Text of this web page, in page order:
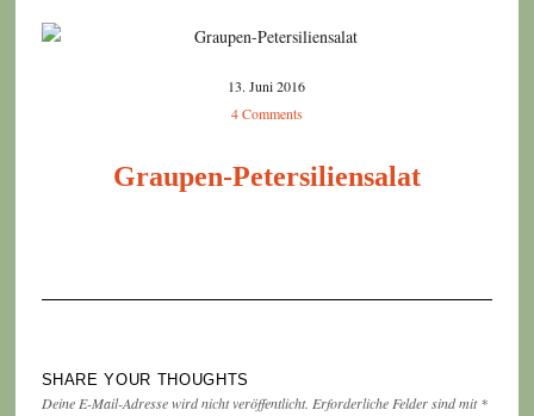
13. Juni 2016
4 Comments
Graupen-Petersiliensalat
SHARE YOUR THOUGHTS
Deine E-Mail-Adresse wird nicht veröffentlicht. Erforderliche Felder sind mit*